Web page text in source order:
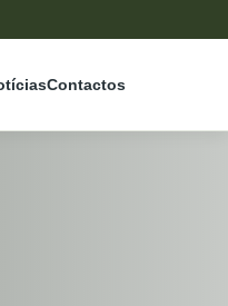
Contactos